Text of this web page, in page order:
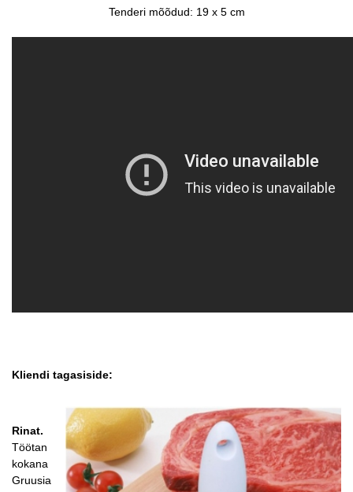
Tenderi mõõdud: 19 x 5 cm
Kliendi tagasiside:
Rinat.
Töötan
kokana
Gruusia